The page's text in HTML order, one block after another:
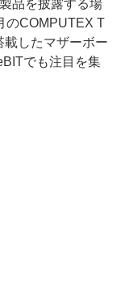
品を披露する場
のCOMPUTEX T
したマザーボー
でも注目を集